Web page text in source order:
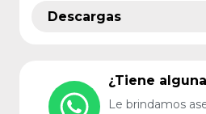
Descargas
¿Tiene
Le brindamos